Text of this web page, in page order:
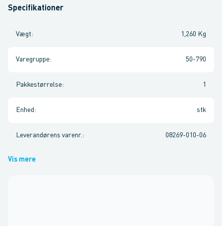
Specifikationer
Vægt: 1,260 Kg
Varegruppe: 50-790
Pakkestørrelse: 1
Enhed : stk
Leverandørens varenr. : 08269-010-06
Vis mere